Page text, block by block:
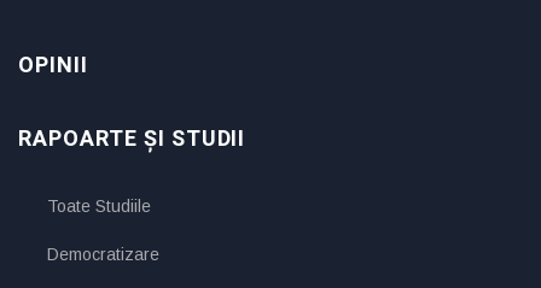
OPINII
RAPOARTE ȘI STUDII
Toate Studiile
Democratizare